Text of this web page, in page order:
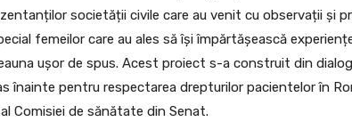
societății civile care au venit cu observații și
femeilor care au ales să își împărtășească
ușor de spus. Acest proiect s-a construit din
înainte pentru respectarea drepturilor pacientelor în
Comisiei de sănătate din Senat.